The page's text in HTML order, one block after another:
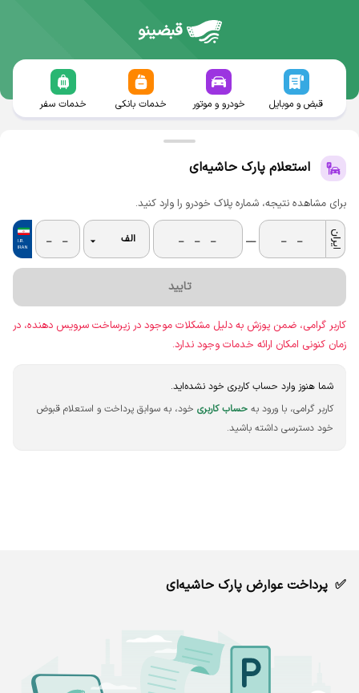
قبضینو
قبض و موبایل خودرو و موتور خدمات بانکی خدمات سفر
استعلام پارک حاشیه‌ای
برای مشاهده نتیجه، شماره پلاک خودرو را وارد کنید.
__
تایید
کاربر گرامی، ضمن پوزش به دلیل مشکلات موجود در زیرساخت سرویس ‌دهنده، در
زمان کنونی امکان ارائه خدمات وجود ندارد.
شما هنوز وارد حساب کاربری خود نشده‌اید.
کاربر گرامی، با ورود به حساب کاربری خود، به سوابق پرداخت و استعلام قبوض
خود دسترسی داشته باشید.
پرداخت عوارض پارک حاشیه‌ای